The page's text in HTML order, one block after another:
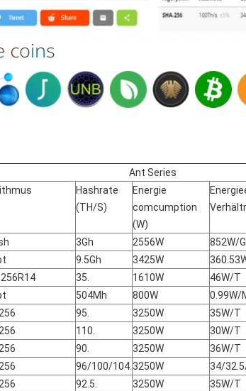
Ant Series
Hashrate
(TH/S)
Energie
comcumption
(W)
3Gh 2556W 852W/G
9.5Gh 3425W
35. 1610W 46W/T
504Mh 800W 0.99W/
95. 3250W 35W/T
110. 3250W 30W/T
90. 3250W 36W/T
96/100/104.3250W 34/
92.5. 3250W 35W/T